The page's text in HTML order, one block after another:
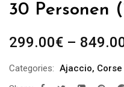
30 Personen
299.00€ –
Categories: Ajaccio, Corse